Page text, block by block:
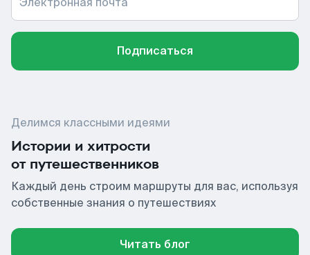
Подписаться
Делимся классными идеями
Истории и хитрости
от путешественников
Каждый день строим маршруты для вас, используя
собственные знания о путешествиях
Читать блог